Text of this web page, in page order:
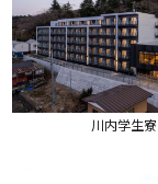
川内学生寮